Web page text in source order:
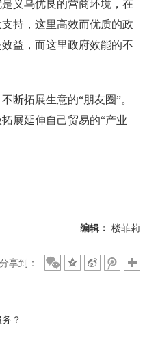
义乌优良的营商环境，在
持，这里高效而优质的政
益，而这里政府效能的不
拓展生意的“朋友圈”。
展延伸自己贸易的“产业
编辑： 楼菲莉
分享到：
？